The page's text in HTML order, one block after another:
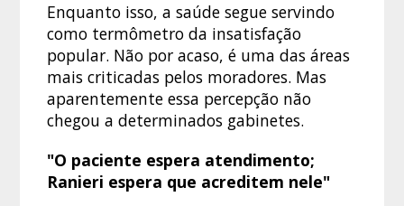
Enquanto isso, a saúde segue servindo
como termômetro da insatisfação
popular. Não por acaso, é uma das áreas
mais criticadas pelos moradores. Mas
aparentemente essa percepção não
chegou a determinados gabinetes.
"O paciente espera atendimento;
Ranieri espera que acreditem nele"